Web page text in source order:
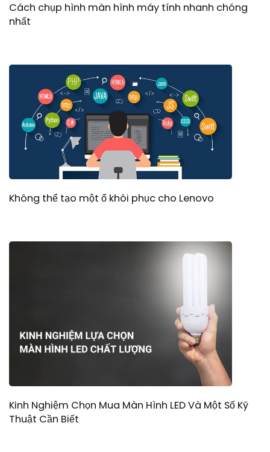
Cách chụp hình màn hình máy tính nhanh chóng
nhất
Không thể tạo một ổ khôi phục cho Lenovo
Kinh Nghiệm Chọn Mua Màn Hình LED Và Một Số Kỹ
Thuật Cần Biết